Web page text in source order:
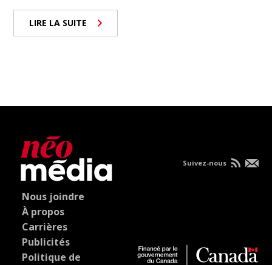
LIRE LA SUITE
Nous joindre
À propos
Carrières
Publicités
Politique de
Suivez-nous